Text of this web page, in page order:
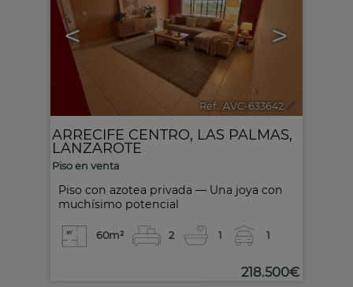
< >
Ref.. AVC-633642 🔗
Piso con azotea privada — Una joya con
muchísimo potencial
ARRECIFE CENTRO, LAS PALMAS,
LANZAROTE
Piso en venta
60m² 2 1 1
218.500€